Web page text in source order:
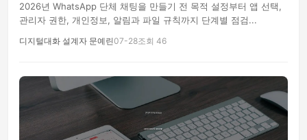
2026년 WhatsApp 단체 채팅을 만들기 전 목적 설정부터 앱 선택,
관리자 권한, 개인정보, 알림과 파일 규칙까지 단계별 점검...
디지털대화 설계자 문예린07-28조회 46